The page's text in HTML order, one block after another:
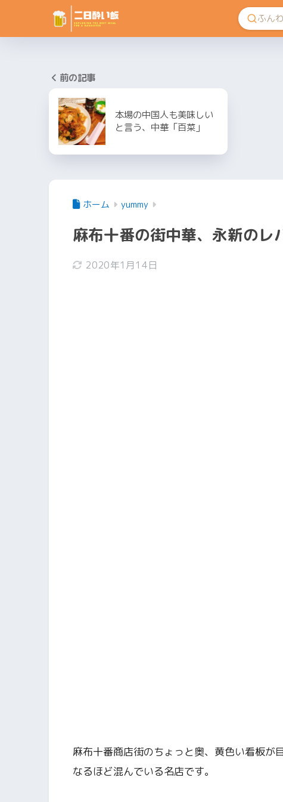
前の記事
本場の中国人も美味しい
と言う、中華「百菜」
ホーム yummy
麻布十番の街中華、永新のレ
2020年1月14日
麻布十番商店街のちょっと奥、黄色い看板が
なるほど混んでいる名店です。